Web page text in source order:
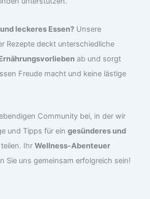
leckeres Essen? Unsere
Rezepte deckt unterschiedliche
ab und sorgt
Freude macht und keine lästige
Community bei, in der wir
und Tipps für eingesünderes und
teilen. IhrWellness-Abenteuer
Sie uns gemeinsam erfolgreich sein!